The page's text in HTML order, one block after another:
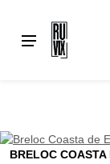
BRELOC COASTA